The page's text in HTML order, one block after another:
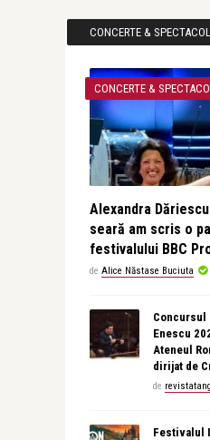
CONCERTE &
CONCERTE &
Alexandra
seară am scris o
festivalului BBC
de Alice Năstase Buciuta
Concursul
Enescu
Ateneul
dirijat de
de
Festivalul